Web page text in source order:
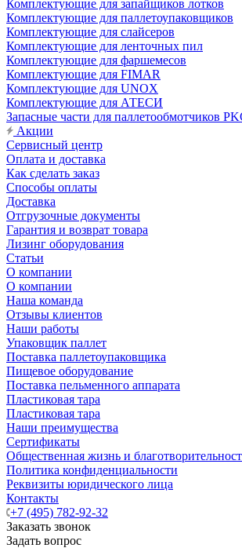
Комплектующие для запайщиков лотков
Комплектующие для паллетоупаковщиков
Комплектующие для слайсеров
Комплектующие для ленточных пил
Комплектующие для фаршемесов
Комплектующие для FIMAR
Комплектующие для UNOX
Комплектующие для АТЕСИ
Запасные части для паллетообмотчиков
Акции
Сервисный центр
Оплата и доставка
Как сделать заказ
Способы оплаты
Доставка
Отгрузочные документы
Гарантия и возврат товара
Лизинг оборудования
Статьи
О компании
О компании
Наша команда
Отзывы клиентов
Наши работы
Упаковщик паллет
Поставка паллетоупаковщика
Пищевое оборудование
Поставка пельменного аппарата
Пластиковая тара
Пластиковая тара
Наши преимущества
Сертификаты
Общественная жизнь и
Политика конфиденциальности
Реквизиты юридического лица
Контакты
+7 (495) 782-92-32
Заказать звонок
Задать вопрос